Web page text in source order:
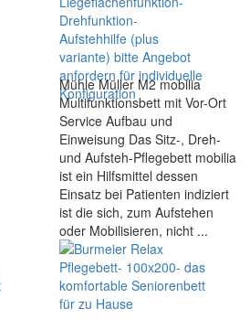
Mühle Müller M2 mobilia
Multifunktionsbett mit Vor-Ort
Service Aufbau und
Einweisung Das Sitz-, Dreh-
und Aufsteh-Pflegebett mobilia
ist ein Hilfsmittel dessen
Einsatz bei Patienten indiziert
ist die sich, zum Aufstehen
oder Mobilisieren, nicht ...